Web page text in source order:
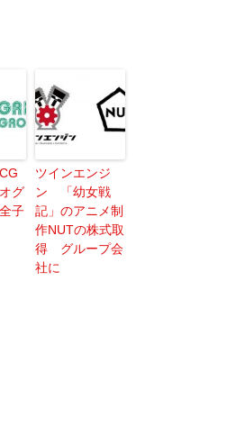
グ
子
ツインエンジ
ン 「幼女戦
記」のアニメ制
作NUTの株式取
得 グループ会
社に